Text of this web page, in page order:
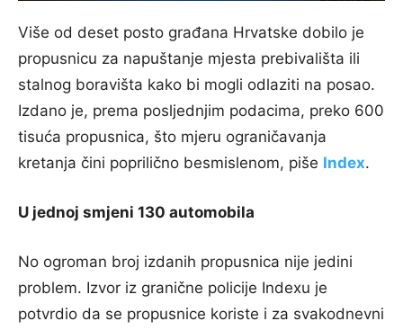
Više od deset posto građana Hrvatske dobilo je
propusnicu za napuštanje mjesta prebivališta ili
stalnog boravišta kako bi mogli odlaziti na posao.
Izdano je, prema posljednjim podacima, preko 600
tisuća propusnica, što mjeru ograničavanja
kretanja čini poprilično besmislenom, piše Index.
U jednoj smjeni 130 automobila
No ogroman broj izdanih propusnica nije jedini
problem. Izvor iz granične policije Indexu je
potvrdio da se propusnice koriste i za svakodnevni